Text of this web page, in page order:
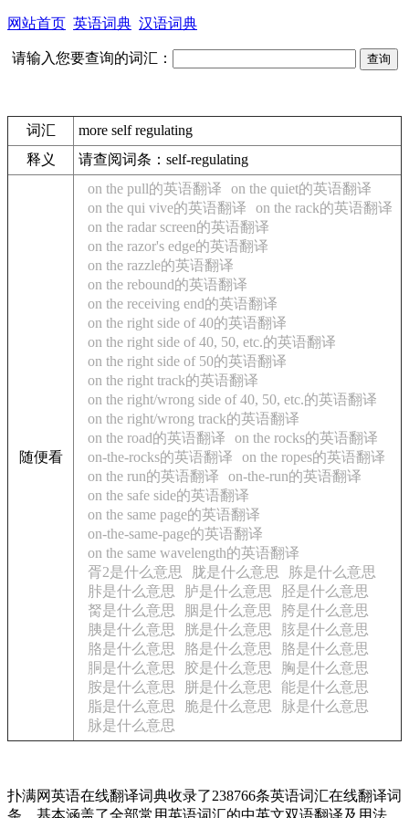
网站首页 英语词典 汉语词典
请输入您要查询的词汇：
词汇
more self regulating
释义
请查阅词条：self-regulating
随便看
on the pull的英语翻译
on the quiet的英语翻译
on the qui vive的英语翻译
on the rack的英语翻译
on the radar screen的英语翻译
on the razor's edge的英语翻译
on the razzle的英语翻译
on the rebound的英语翻译
on the receiving end的英语翻译
on the right side of 40的英语翻译
on the right side of 40, 50, etc.的英语翻译
on the right side of 50的英语翻译
on the right track的英语翻译
on the right/wrong side of 40, 50, etc.的英语翻译
on the right/wrong track的英语翻译
on the road的英语翻译
on the rocks的英语翻译
on-the-rocks的英语翻译
on the ropes的英语翻译
on the run的英语翻译
on-the-run的英语翻译
on the safe side的英语翻译
on the same page的英语翻译
on-the-same-page的英语翻译
on the same wavelength的英语翻译
胥2是什么意思
胧是什么意思
胨是什么意思
胩是什么意思
胪是什么意思
胫是什么意思
胬是什么意思
胭是什么意思
胯是什么意思
胰是什么意思
胱是什么意思
胲是什么意思
胳是什么意思
胳是什么意思
胳是什么意思
胴是什么意思
胶是什么意思
胸是什么意思
胺是什么意思
胼是什么意思
能是什么意思
脂是什么意思
脆是什么意思
脉是什么意思
脉是什么意思
扑满网英语在线翻译词典收录了238766条英语词汇在线翻译词
条，基本涵盖了全部常用英语词汇的中英文双语翻译及用法，